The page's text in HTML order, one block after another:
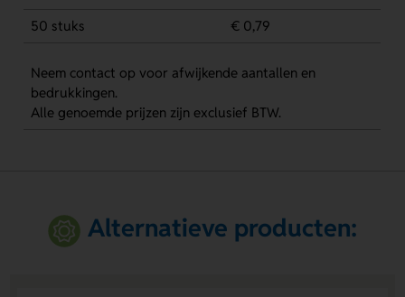
50 stuks
€ 0,79
Neem contact op voor afwijkende aantallen en
bedrukkingen.
Alle genoemde prijzen zijn exclusief BTW.
Alternatieve producten: